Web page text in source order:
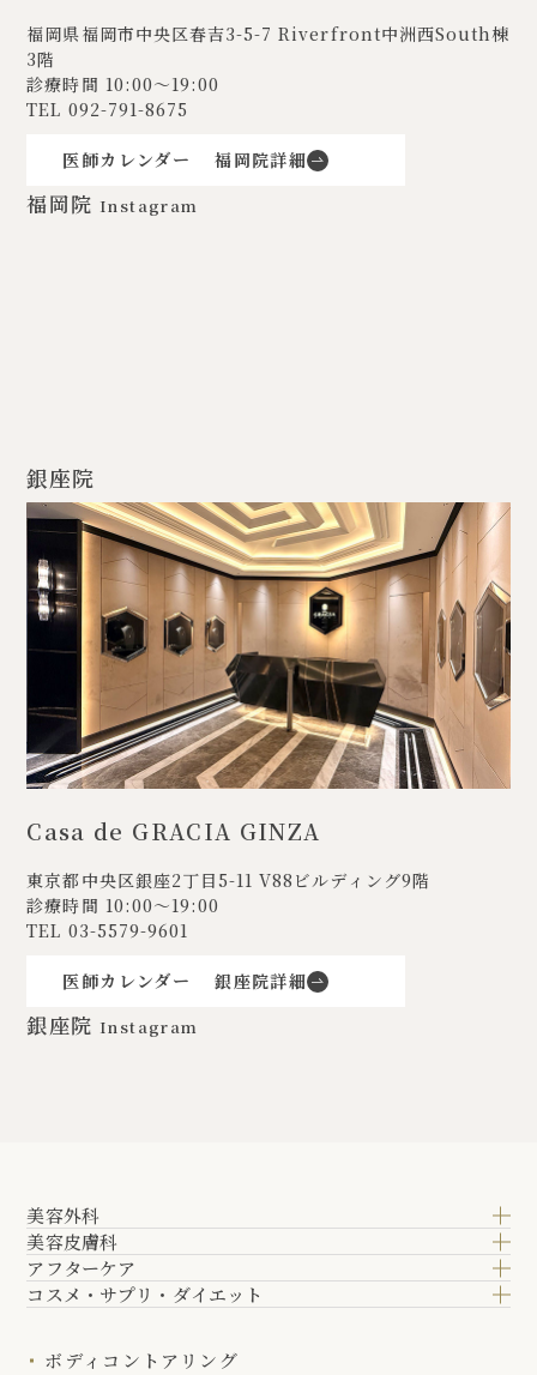
福岡県福岡市中央区春吉3-5-7Riverfront中洲西South棟
3階
診療時間 10:00〜19:00
TEL 092-791-8675
医師カレンダー 福岡院詳細
福岡院 Instagram
銀座院
Casa de GRACIA GINZA
東京都中央区銀座2丁目5-11V88ビルディング9階
診療時間 10:00〜19:00
TEL 03-5579-9601
医師カレンダー 銀座院詳細
銀座院 Instagram
美容外科
美容皮膚科
アフターケア
コスメ・サプリ・ダイエット
ボディコントアリング